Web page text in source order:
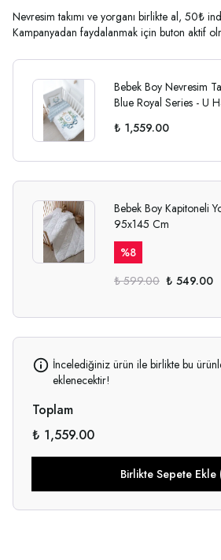
Nevresim takımı ve yorganı birlikte al, 50₺
Kampanyadan faydalanmak için buton aktif
Bebek Boy Nevresim
Blue Royal Series - U
₺ 1,559.00
Bebek Boy Kapitoneli
95x145 Cm
%8
₺ 599.00 ₺ 549.00
İncelediğiniz ürün ile birlikte bu
eklenecektir!
Toplam
₺ 1,559.00
Birlikte Sepete Ekle